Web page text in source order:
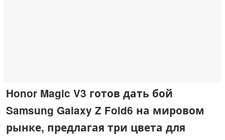
Honor Magic V3 готов дать бой
Samsung Galaxy Z Fold6 на мировом
рынке, предлагая три цвета для